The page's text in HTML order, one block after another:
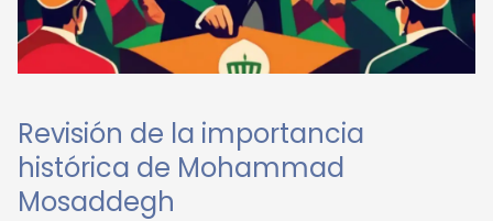
Revisión de la importancia
histórica de Mohammad
Mosaddegh